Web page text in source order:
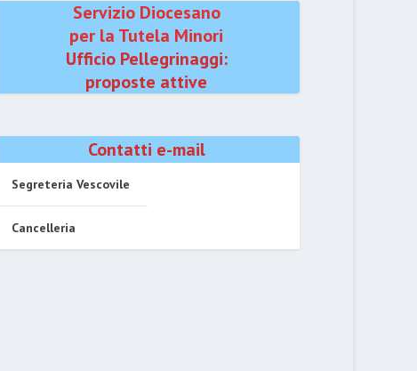
Servizio Diocesano
per la Tutela Minori
Ufficio Pellegrinaggi:
proposte attive
Contatti e-mail
Segreteria Vescovile
Cancelleria